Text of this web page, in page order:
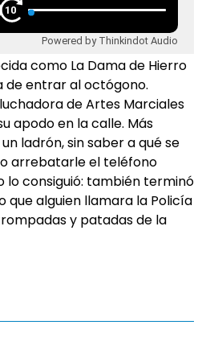
10
Powered by Thinkindot Audio
como La Dama de Hierro
de entrar al octógono.
de Artes Marciales
apodo en la calle. Más
ladrón, sin saber a qué se
arrebatarle el teléfono
lo consiguió: también terminó
que alguien llamara la Policía
y patadas de la